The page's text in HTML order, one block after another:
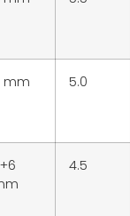
mm 5.0
4.5